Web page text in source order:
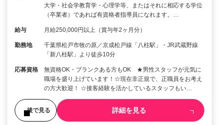
大学・社会学教育学・心理学等、またはそれに相応する学位
（卒業者）であれば有資格者指導員になれます。…
給与 月給250,000円以上（賞与年2ヶ月分）
勤務地
千葉県松戸市牧の原／京成松戸線「八柱駅」・JR武蔵野線
「新八柱駅」より徒歩10分
応募資格
無資格OK・ブランクある方もOK ★男性スタッフが元気に
職場を盛り上げています！☆現在非正規で、正職員をお考え
の方大歓迎！ ☆接客経験を活かしているスタッフもい…
後で見る 詳細を見る